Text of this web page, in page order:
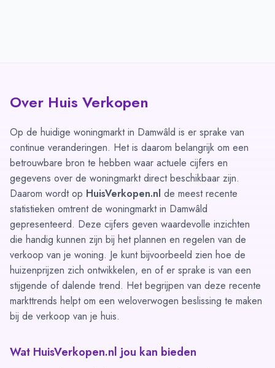
Over Huis Verkopen
Op de huidige woningmarkt in Damwâld is er sprake van
continue veranderingen. Het is daarom belangrijk om een
betrouwbare bron te hebben waar actuele cijfers en
gegevens over de woningmarkt direct beschikbaar zijn.
Daarom wordt op HuisVerkopen.nl de meest recente
statistieken omtrent de woningmarkt in Damwâld
gepresenteerd. Deze cijfers geven waardevolle inzichten
die handig kunnen zijn bij het plannen en regelen van de
verkoop van je woning. Je kunt bijvoorbeeld zien hoe de
huizenprijzen zich ontwikkelen, en of er sprake is van een
stijgende of dalende trend. Het begrijpen van deze recente
markttrends helpt om een weloverwogen beslissing te maken
bij de verkoop van je huis.
Wat HuisVerkopen.nl jou kan bieden